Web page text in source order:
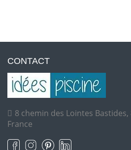
CONTACT
8 chemin des Lointes
France